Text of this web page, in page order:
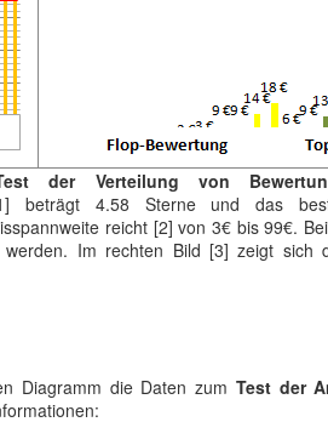
der Verteilung von
[1] beträgt 4.58 Sterne und das
reicht [2] von 3€ bis 99€.
Im rechten Bild [3] zeigt sich
Diagramm die Daten zum Test der